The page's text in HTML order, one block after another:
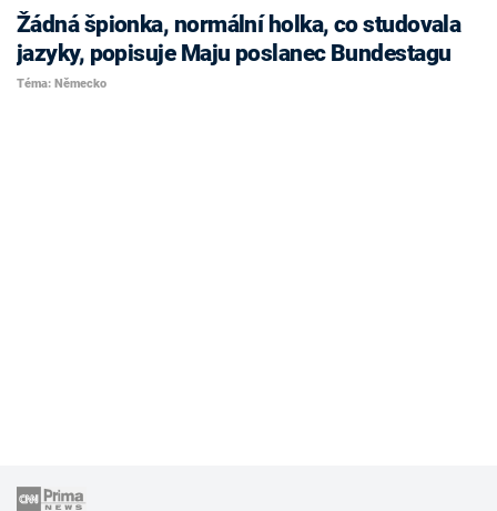
Žádná špionka, normální holka, co studovala
jazyky, popisuje Maju poslanec Bundestagu
Téma: Německo